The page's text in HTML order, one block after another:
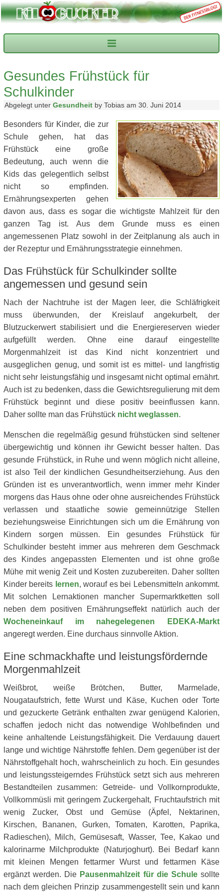
Gesundes Frühstück für
Schulkinder
Abgelegt unter Gesundheit by Tobias am 30. Juni 2014
Besonders für Kinder, die zur
Schule gehen, hat das
Frühstück eine große
Bedeutung, auch wenn die
Kids das gelegentlich selbst
nicht so empfinden.
Ernährungsexperten gehen
davon aus, dass es sogar die wichtigste Mahlzeit für den
ganzen Tag ist. Aus dem Grunde muss es einen
angemessenen Platz sowohl in der Zeitplanung als auch in
der Rezeptur und Ernährungsstrategie einnehmen.
Das Frühstück für Schulkinder sollte
angemessen und gesund sein
Nach der Nachtruhe ist der Magen leer, die Schläfrigkeit
muss überwunden, der Kreislauf angekurbelt, der
Blutzuckerwert stabilisiert und die Energiereserven wieder
aufgefüllt werden. Ohne eine darauf eingestellte
Morgenmahlzeit ist das Kind nicht konzentriert und
ausgeglichen genug, und somit ist es mittel- und langfristig
nicht sehr leistungsfähig und insgesamt nicht optimal ernährt.
Auch ist zu bedenken, dass die Gewichtsregulierung mit dem
Frühstück beginnt und diese positiv beeinflussen kann.
Daher sollte man das Frühstück nicht weglassen.
Menschen die regelmäßig gesund frühstücken sind seltener
übergewichtig und können ihr Gewicht besser halten. Das
gesunde Frühstück, in Ruhe und wenn möglich nicht alleine,
ist also Teil der kindlichen Gesundheitserziehung. Aus den
Gründen ist es unverantwortlich, wenn immer mehr Kinder
morgens das Haus ohne oder ohne ausreichendes Frühstück
verlassen und staatliche sowie gemeinnützige Stellen
beziehungsweise Einrichtungen sich um die Ernährung von
Kindern sorgen müssen. Ein gesundes Frühstück für
Schulkinder besteht immer aus mehreren dem Geschmack
des Kindes angepassten Elementen und ist ohne große
Mühe mit wenig Zeit und Kosten zuzubereiten. Daher sollten
Kinder bereits lernen, worauf es bei Lebensmitteln ankommt.
Mit solchen Lernaktionen mancher Supermarktketten soll
neben dem positiven Ernährungseffekt natürlich auch der
Wocheneinkauf im nahegelegenen EDEKA-Markt
angeregt werden. Eine durchaus sinnvolle Aktion.
Eine schmackhafte und leistungsfördernde
Morgenmahlzeit
Weißbrot, weiße Brötchen, Butter, Marmelade,
Nougataufstrich, fette Wurst und Käse, Kuchen oder Torte
und gezuckerte Getränk enthalten zwar genügend Kalorien,
schaffen jedoch nicht das notwendige Wohlbefinden und
keine anhaltende Leistungsfähigkeit. Die Verdauung dauert
lange und wichtige Nährstoffe fehlen. Dem gegenüber ist der
Nährstoffgehalt hoch, wahrscheinlich zu hoch. Ein gesundes
und leistungssteigerndes Frühstück setzt sich aus mehreren
Bestandteilen zusammen: Getreide- und Vollkornprodukte,
Vollkornmüsli mit geringem Zuckergehalt, Fruchtaufstrich mit
wenig Zucker, Obst und Gemüse (Äpfel, Nektarinen,
Kirschen, Bananen, Gurken, Tomaten, Karotten, Paprika,
Radieschen), Milch, Gemüsesaft, Wasser, Tee, Kakao und
kalorinarme Milchprodukte (Naturjoghurt). Bei Bedarf kann
mit kleinen Mengen fettarmer Wurst und fettarmen Käse
ergänzt werden. Die Pausenmahlzeit für die Schulesollte
nach dem gleichen Prinzip zusammengestellt sein und kann